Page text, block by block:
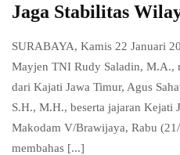
Jaga Stabilitas
SURABAYA, Kamis 22 Januari
Mayjen TNI Rudy Saladin, M.A.,
dari Kajati Jawa Timur, Agus
S.H., M.H., beserta jajaran Kejati
Makodam V/Brawijaya, Rabu
membahas [...]